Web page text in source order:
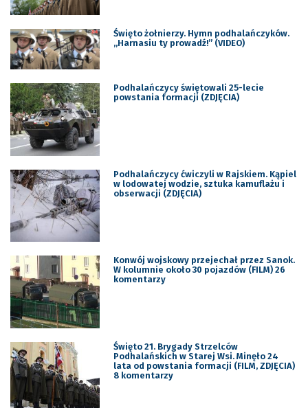
Święto żołnierzy. Hymn podhalańczyków.
„Harnasiu ty prowadź!” (VIDEO)
Podhalańczycy świętowali 25-lecie
powstania formacji (ZDJĘCIA)
Podhalańczycy ćwiczyli w Rajskiem. Kąpiel
w lodowatej wodzie, sztuka kamuflażu i
obserwacji (ZDJĘCIA)
Konwój wojskowy przejechał przez Sanok.
W kolumnie około 30 pojazdów (FILM) 26
komentarzy
Święto 21. Brygady Strzelców
Podhalańskich w Starej Wsi. Minęło 24
lata od powstania formacji (FILM, ZDJĘCIA)
8 komentarzy